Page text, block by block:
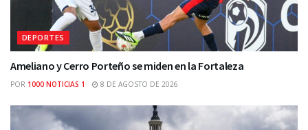
DEPORTES
Ameliano y Cerro Porteño se miden en la Fortaleza
POR 1000 NOTICIAS 1 8 DE AGOSTO DE 2026